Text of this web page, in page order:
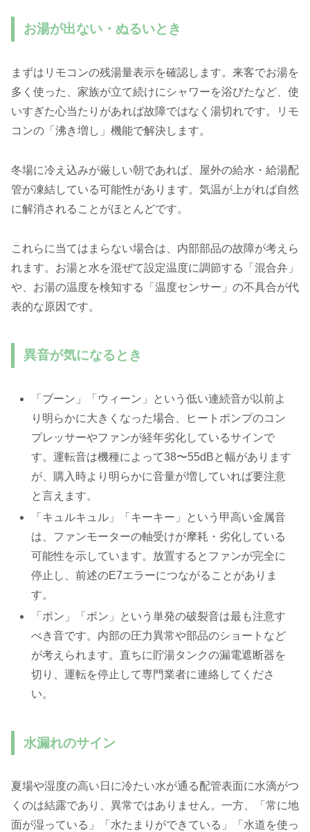
お湯が出ない・ぬるいとき
まずはリモコンの残湯量表示を確認します。来客でお湯を
多く使った、家族が立て続けにシャワーを浴びたなど、使
いすぎた心当たりがあれば故障ではなく湯切れです。リモ
コンの「沸き増し」機能で解決します。
冬場に冷え込みが厳しい朝であれば、屋外の給水・給湯配
管が凍結している可能性があります。気温が上がれば自然
に解消されることがほとんどです。
これらに当てはまらない場合は、内部部品の故障が考えら
れます。お湯と水を混ぜて設定温度に調節する「混合弁」
や、お湯の温度を検知する「温度センサー」の不具合が代
表的な原因です。
異音が気になるとき
「ブーン」「ウィーン」という低い連続音が以前よ
り明らかに大きくなった場合、ヒートポンプのコン
プレッサーやファンが経年劣化しているサインで
す。運転音は機種によって38〜55dBと幅があります
が、購入時より明らかに音量が増していれば要注意
と言えます。
「キュルキュル」「キーキー」という甲高い金属音
は、ファンモーターの軸受けが摩耗・劣化している
可能性を示しています。放置するとファンが完全に
停止し、前述のE7エラーにつながることがありま
す。
「ポン」「ボン」という単発の破裂音は最も注意す
べき音です。内部の圧力異常や部品のショートなど
が考えられます。直ちに貯湯タンクの漏電遮断器を
切り、運転を停止して専門業者に連絡してくださ
い。
水漏れのサイン
夏場や湿度の高い日に冷たい水が通る配管表面に水滴がつ
くのは結露であり、異常ではありません。一方、「常に地
面が湿っている」「水たまりができている」「水道を使っ